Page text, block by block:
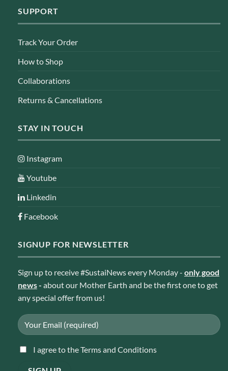
SUPPORT
Track Your Order
How to Shop
Collaborations
Returns & Cancellations
STAY IN TOUCH
Instagram
Youtube
Linkedin
Facebook
SIGNUP FOR NEWSLETTER
Sign up to receive #SustaiNews every Monday - only good
news- about our Mother Earth and be the first one to get
any special offer from us!
I agree to the Terms and Conditions